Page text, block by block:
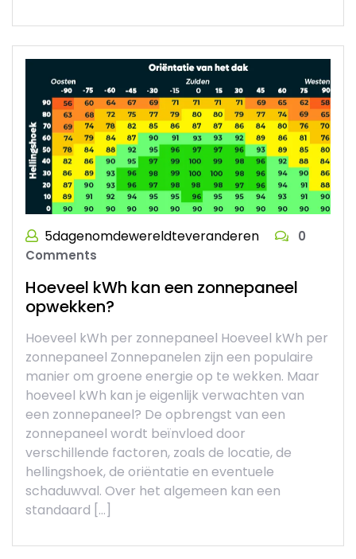
5dagenomdewereldteveranderen
0
Comments
Hoeveel kWh kan een zonnepaneel
opwekken?
Hoeveel kWh per zonnepaneel Hoeveel kWh per
zonnepaneel Zonnepanelen zijn een populaire
manier om groene energie op te wekken. Maar
hoeveel kWh kan je eigenlijk verwachten van
een zonnepaneel? De opbrengst van een
zonnepaneel wordt beïnvloed door
verschillende factoren, zoals de locatie, de
hellingshoek, de oriëntatie en eventuele
schaduwval. Over het algemeen kan een
standaard […]